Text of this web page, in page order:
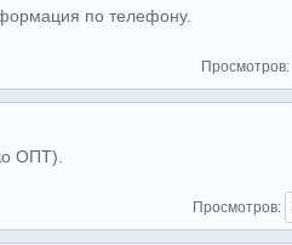
по телефону.
Просмотров:
ОПТ).
Просмотров: